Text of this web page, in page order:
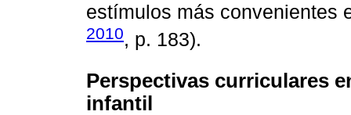
estímulos más convenientes
2010, p. 183).
Perspectivas curriculares
infantil